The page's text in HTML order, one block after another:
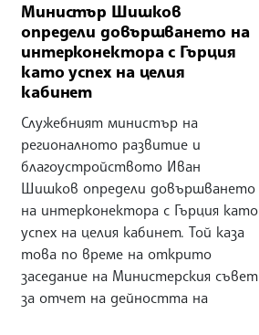
Министър Шишков
определи довършването на
интерконектора с Гърция
като успех на целия
кабинет
Служебният министър на
регионалното развитие и
благоустройството Иван
Шишков определи довършването
на интерконектора с Гърция като
успех на целия кабинет. Той каза
това по време на открито
заседание на Министерския съвет
за отчет на дейността на